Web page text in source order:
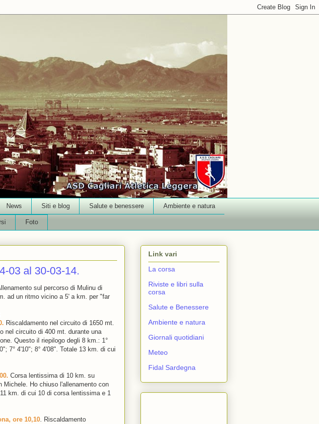
News Siti e blog Salute e benessere Ambiente e natura
Foto
03 al 30-03-14.
sul percorso di Mulinu di
ad un ritmo vicino a 5' a km. per "far
Riscaldamento nel circuito di 1650 mt.
nel circuito di 400 mt. durante una
Questo il riepilogo degli 8 km.: 1°
7° 4'10"; 8° 4'08". Totale 13 km. di cui
Corsa lentissima di 10 km. su
Ho chiuso l'allenamento con
km. di cui 10 di corsa lentissima e 1
ore 10,10. Riscaldamento
Link vari
La corsa
Riviste e libri sulla
corsa
Salute e Benessere
Ambiente e natura
Giornali quotidiani
Meteo
Fidal Sardegna